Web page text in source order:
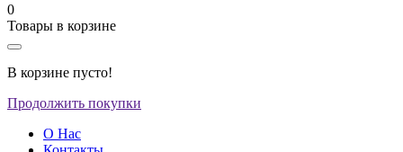
0
Товары в корзине
В корзине пусто!
Продолжить покупки
О Нас